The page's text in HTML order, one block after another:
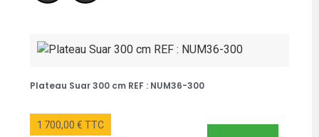
Plateau Suar 300 cm REF : NUM36-300
1 700,00 € TTC